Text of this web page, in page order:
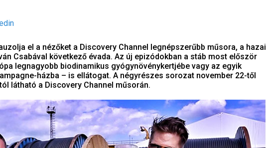
el a nézőket a Discovery Channel legnépszerűbb műsora, a hazai
Csabával következő évada. Az új epizódokban a stáb most először
legnagyobb biodinamikus gyógynövénykertjébe vagy az egyik
házba – is ellátogat. A négyrészes sorozat november 22-től
látható a Discovery Channel műsorán.